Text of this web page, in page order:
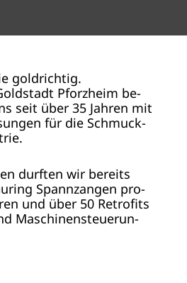
gold­rich­tig.
Pforz­heim be­
seit über 35 Jah­ren mit
für die Schmuck­-
durf­ten wir be­reits
Spannz­an­gen pro­
und über 50 Re­tro­fits
Ma­schi­nen­steue­run­